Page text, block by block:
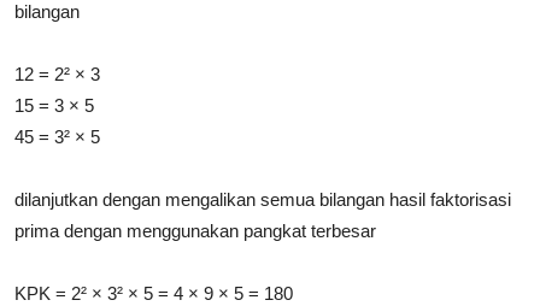
bilangan
12 = 2² × 3
15 = 3 × 5
45 = 3² × 5
dilanjutkan dengan mengalikan semua bilangan hasil faktorisasi
prima dengan menggunakan pangkat terbesar
KPK = 2² × 3² × 5 = 4 × 9 × 5 = 180